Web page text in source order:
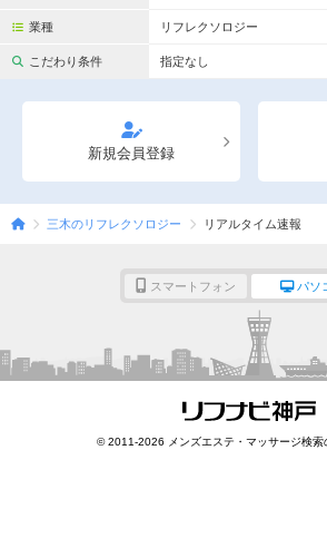
完全個室
ペアルームあり シャワ
フットバスあり
専用駐車場あり 有資格
日本人スタッフのみ 女性ス
Ｗセラ
こだわり条件を変更
業種 リフレクソロジー
こだわり条件 指定なし
新規会員登録
三木のリフレクソロジー リアルタイム速報
スマートフォン パソ
© 2011-2026 メンズエステ・マッサージ検索